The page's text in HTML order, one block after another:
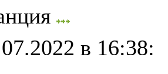
в 16:38: